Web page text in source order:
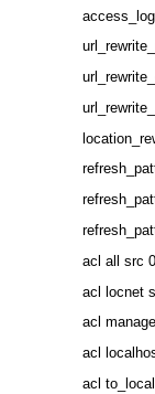
acl all src
acl locnet
acl
acl
acl